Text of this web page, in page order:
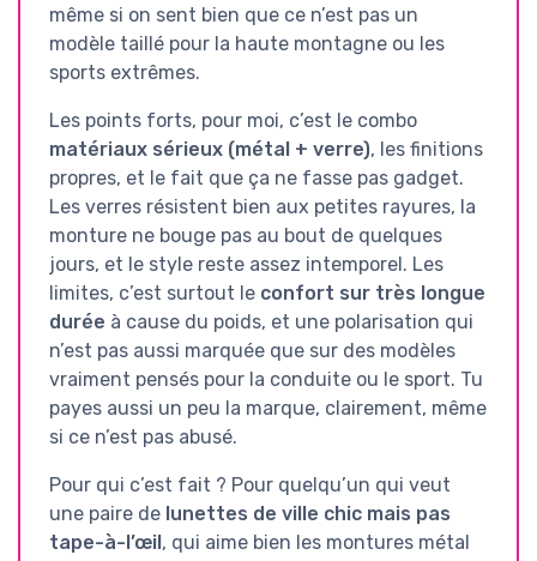
même si on sent bien que ce n’est pas un
modèle taillé pour la haute montagne ou les
sports extrêmes.
Les points forts, pour moi, c’est le combo
matériaux sérieux (métal + verre), les finitions
propres, et le fait que ça ne fasse pas gadget.
Les verres résistent bien aux petites rayures, la
monture ne bouge pas au bout de quelques
jours, et le style reste assez intemporel. Les
limites, c’est surtout le confort sur très longue
durée à cause du poids, et une polarisation qui
n’est pas aussi marquée que sur des modèles
vraiment pensés pour la conduite ou le sport. Tu
payes aussi un peu la marque, clairement, même
si ce n’est pas abusé.
Pour qui c’est fait ? Pour quelqu’un qui veut
une paire de lunettes de ville chic mais pas
tape-à-l’œil , qui aime bien les montures métal